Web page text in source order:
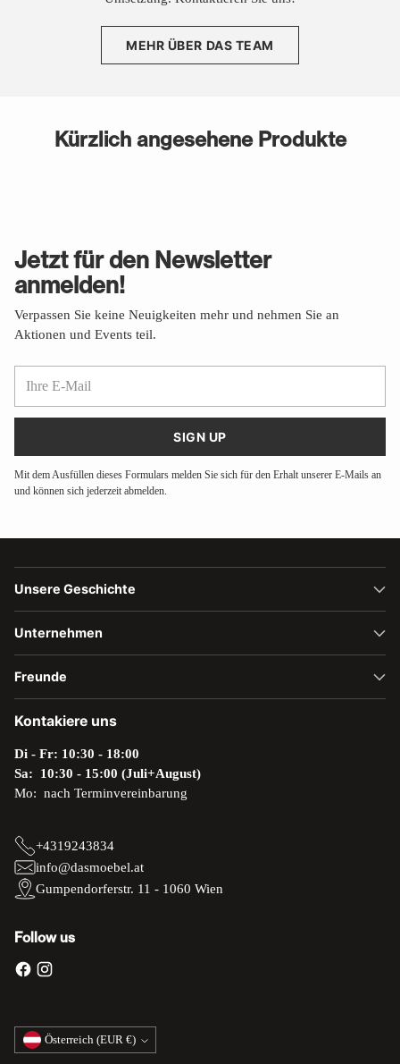
MEHR ÜBER DAS TEAM
Kürzlich angesehene Produkte
Jetzt für den Newsletter
anmelden!
Verpassen Sie keine Neuigkeiten mehr und nehmen Sie an
Aktionen und Events teil.
SIGN UP
Mit dem Ausfüllen dieses Formulars melden Sie sich für den Erhalt unserer E-Mails an
und können sich jederzeit abmelden.
Unsere Geschichte
Unternehmen
Freunde
Kontakiere uns
Di - Fr: 10:30 - 18:00
Sa: 10:30 - 15:00 (Juli+August)
Mo: nach Terminvereinbarung
+4319243834
info@dasmoebel.at
Gumpendorferstr. 11 - 1060 Wien
Follow us
Währung Österreich (EUR €)